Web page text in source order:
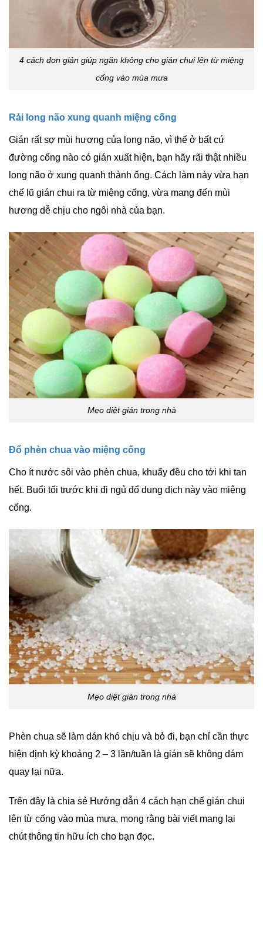
4 cách đơn giản giúp ngăn không cho gián chui lên từ miệng
cống vào mùa mưa
Rải long não xung quanh miệng cống
Gián rất sợ mùi hương của long não, vì thế ở bất cứ
đường cống nào có gián xuất hiện, bạn hãy rãi thật nhiều
long não ở xung quanh thành ống. Cách làm này vừa hạn
chế lũ gián chui ra từ miệng cống, vừa mang đến mùi
hương dễ chịu cho ngôi nhà của bạn.
Mẹo diệt gián trong nhà
Đổ phèn chua vào miệng cống
Cho ít nước sôi vào phèn chua, khuấy đều cho tới khi tan
hết. Buổi tối trước khi đi ngủ đổ dung dịch này vào miệng
cống.
Mẹo diệt gián trong nhà
Phèn chua sẽ làm dán khó chịu và bỏ đi, bạn chỉ cần thực
hiện định kỳ khoảng 2 – 3 lần/tuần là gián sẽ không dám
quay lại nữa.
Trên đây là chia sẻ Hướng dẫn 4 cách hạn chế gián chui
lên từ cống vào mùa mưa, mong rằng bài viết mang lại
chút thông tin hữu ích cho bạn đọc.